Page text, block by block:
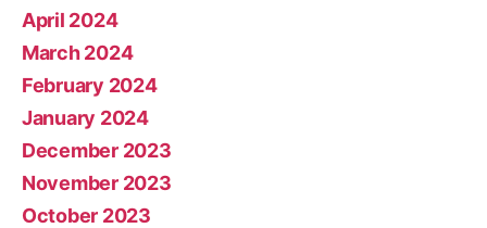
April 2024
March 2024
February 2024
January 2024
December 2023
November 2023
October 2023